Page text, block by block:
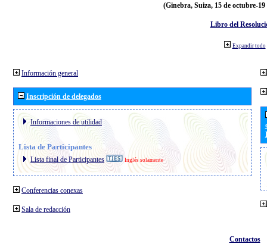
(Ginebra, Suiza, 15 de octubre-19
Libro del
Expandir todo
Información general
Inscripción de delegados
Informaciones de utilidad
Lista de Participantes
Lista final de Participantes Inglés solamente
Conferencias conexas
Sala de redacción
Contactos